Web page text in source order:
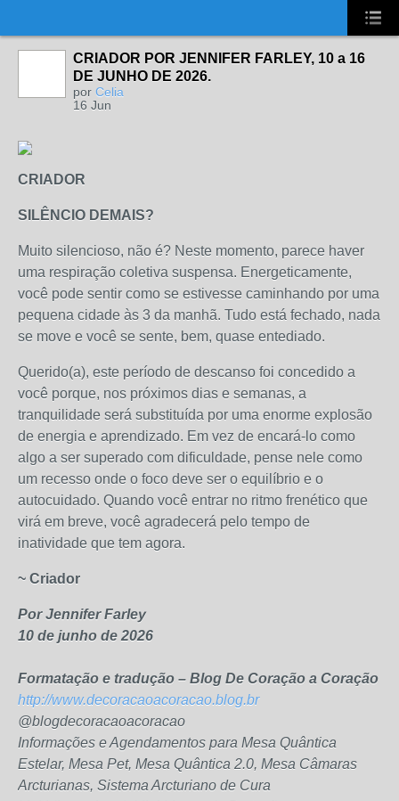
CRIADOR POR JENNIFER FARLEY, 10 a 16
DE JUNHO DE 2026.
por Celia
16 Jun
CRIADOR
SILÊNCIO DEMAIS?
Muito silencioso, não é? Neste momento, parece haver
uma respiração coletiva suspensa. Energeticamente,
você pode sentir como se estivesse caminhando por uma
pequena cidade às 3 da manhã. Tudo está fechado, nada
se move e você se sente, bem, quase entediado.
Querido(a), este período de descanso foi concedido a
você porque, nos próximos dias e semanas, a
tranquilidade será substituída por uma enorme explosão
de energia e aprendizado. Em vez de encará-lo como
algo a ser superado com dificuldade, pense nele como
um recesso onde o foco deve ser o equilíbrio e o
autocuidado. Quando você entrar no ritmo frenético que
virá em breve, você agradecerá pelo tempo de
inatividade que tem agora.
~ Criador
Por Jennifer Farley
10 de junho de 2026
Formatação e tradução – Blog De Coração a Coração
http://www.decoracaoacoracao.blog.br
@blogdecoracaoacoracao
Informações e Agendamentos para Mesa Quântica
Estelar, Mesa Pet, Mesa Quântica 2.0, Mesa Câmaras
Arcturianas, Sistema Arcturiano de Cura